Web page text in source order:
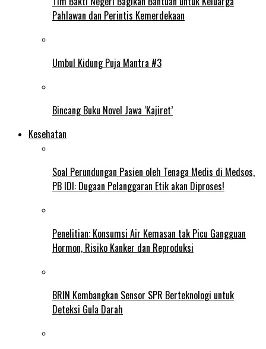
Pahlawan dan Perintis Kemerdekaan
Umbul Kidung Puja Mantra #3
Bincang Buku Novel Jawa ‘Kajiret’
Kesehatan
Soal Perundungan Pasien oleh Tenaga Medis di Medsos,
PB IDI: Dugaan Pelanggaran Etik akan Diproses!
Penelitian: Konsumsi Air Kemasan tak Picu Gangguan
Hormon, Risiko Kanker dan Reproduksi
BRIN Kembangkan Sensor SPR Berteknologi untuk
Deteksi Gula Darah